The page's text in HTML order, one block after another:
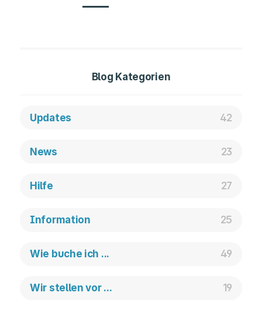
Blog Kategorien
Updates 42
News 23
Hilfe 27
Information 25
Wie buche ich ... 49
Wir stellen vor ... 19